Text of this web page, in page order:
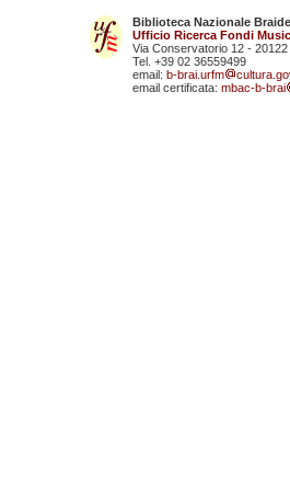
Biblioteca Nazionale
Ufficio Ricerca Fondi
Via Conservatorio 12 - 20122
Tel. +39 02 36559499
email: b-brai.urfm
email certificata: mbac-b-brai